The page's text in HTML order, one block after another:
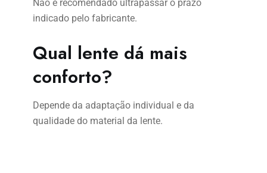
Não é recomendado ultrapassar o prazo
indicado pelo fabricante.
Qual lente dá mais
conforto?
Depende da adaptação individual e da
qualidade do material da lente.